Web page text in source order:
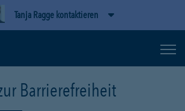
Tanja Ragge kontaktieren
Barrierefreiheit